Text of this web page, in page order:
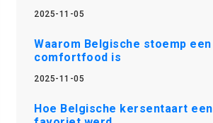
2025-11-05
Waarom Belgische stoemp een
comfortfood is
2025-11-05
Hoe Belgische kersentaart een